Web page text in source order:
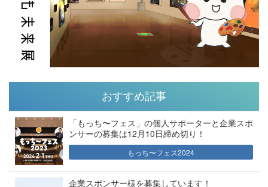
おすすめ記事
「もっち〜フェス」の個人サポーターと企業スポ
ンサーの募集は12月10日締め切り！
もっち〜フェス2024
企業スポンサー様を募集しています！